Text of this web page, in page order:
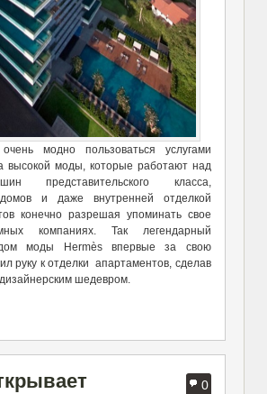
модно пользоваться услугами
высокой моды, которые работают над
представительского класса,
и даже внутренней отделкой
конечно разрешая упоминать свое
компаниях. Так легендарный
моды Hermès впервые за свою
руку к отделки апартаментов, сделав
шедевром.
0